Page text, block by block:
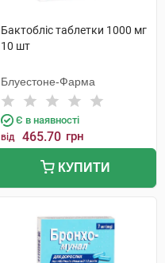
Бактобліс таблетки 1000 мг
10 шт
Блуестоне-Фарма
Є в наявності
від 465.70 грн
КУПИТИ